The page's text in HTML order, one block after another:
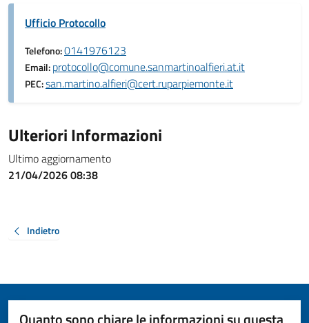
Ufficio Protocollo
Telefono:0141976123
Email:protocollo@comune.sanmartinoalfieri.at.it
PEC:san.martino.alfieri@cert.ruparpiemonte.it
Ulteriori Informazioni
Ultimo aggiornamento
21/04/2026 08:38
Indietro